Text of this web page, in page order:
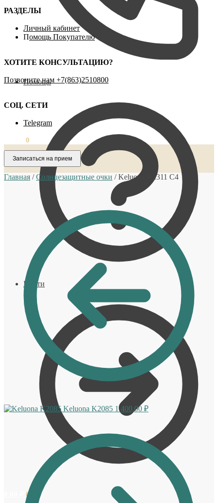
Помощь
Войти
0
РАЗДЕЛЫ
Личный кабинет
Помощь Покупателю
ХОТИТЕ КОНСУЛЬТАЦИЮ?
Позвоните нам ‪+7(863)2510800
СОЦ. СЕТИ
Telegram
0
Записаться на прием
Главная /Солнцезащитные очки /Keluona K2311 C4
Keluona K2085 1 400,00 ₽